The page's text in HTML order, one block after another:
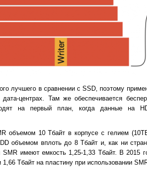
лучшего в сравнении с SSD, поэтому
центрах. Там же обеспечивается
на первый план, когда данные на
объемом 10 Тбайт в корпусе с гелием
объемом вплоть до 8 Тбайт и, как ни
имеют емкость 1,25-1,33 Тбайт. В 2015
Тбайт на пластину при использовании